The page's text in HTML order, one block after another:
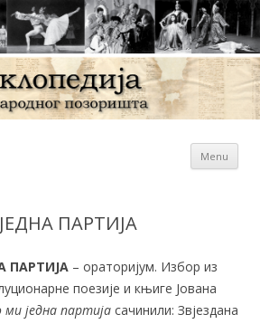
СрпскогMenu
ПАРТИЈА
ПАРТИЈА – ораторијум. Избор из
поезије и књиге Јована
ми једна партија сачинили: Звјездана